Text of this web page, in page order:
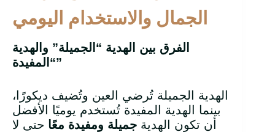
الجمال والاستخدام اليومي
الفرق بين الهدية “الجميلة” والهدية
“المفيدة”
الهدية الجميلة تُرضي العين وتُضيف ديكورًا،
بينما الهدية المفيدة تُستخدم يوميًا الأفضل
أن تكون الهدية جميلة ومفيدة معًا حتى لا